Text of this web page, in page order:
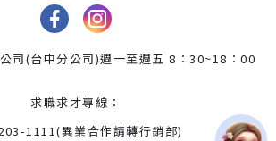
司(台中分公司)週一至週五 8：30~18：00
求職求才專線：
1111(異業合作請轉行銷部)